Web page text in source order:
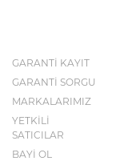
GARANTİ KAYIT
GARANTİ SORGU
MARKALARIMIZ
YETKİLİ
SATICILAR
BAYİ OL